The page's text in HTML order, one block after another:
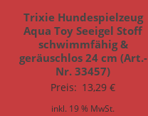
Trixie Hundespielzeug
Aqua Toy Seeigel Stoff
schwimmfähig &
geräuschlos 24 cm (Art.-
Nr. 33457)
Preis: 13,29€
inkl. 19 % MwSt.